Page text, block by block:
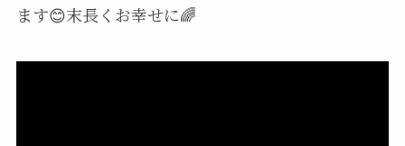
ます😊末長くお幸せに🌈